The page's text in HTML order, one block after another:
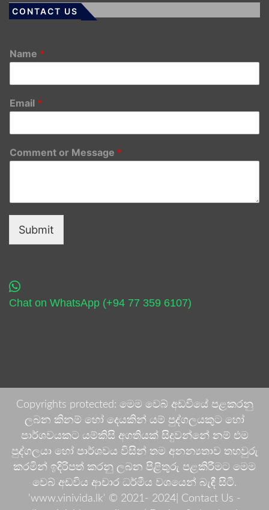
CONTACT US
Name *
Email *
Comment or Message *
Submit
Chat on WhatsApp (+94 77 359 6107)
Copyrights protected: මෙම වෙබ් අඩවියේ පළකරනු
ලබන කිනම් හෝ දෙයකින් යම් පුද්ගලයකුට හෝ
පාර්ශවයකට යම්කිසි අගතියක් සිදුවන්නේ නම් එම
පුද්ගලයා හෝ පාර්ශවය විසින් තම අනන්‍යතාව තහවුරු
කරමින් ඉදිරිපත් කරනු ලබන පිළිතුරු පළකිරීමට මෙම
වෙබ් අඩවිය ආචාර ධර්මීය වශයෙන් බැඳී සිටී.
'www.vinivida.lk' © 2021- 2024| Contact Us -